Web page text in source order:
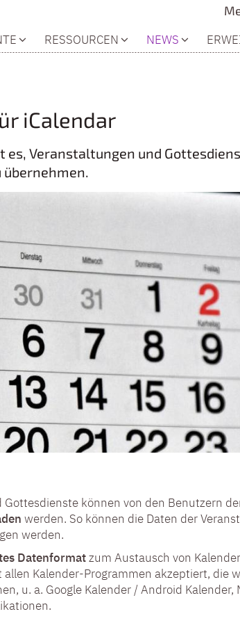
RESSOURCEN NEWS
iCalendar
Veranstaltungen und
übernehmen.
können von den Benutzern
werden. So können die Daten der
werden.
Datenformatzum Austausch von
Kalender-Programmen akzeptiert, die
u. a. Google Kalender / Android Kalender,